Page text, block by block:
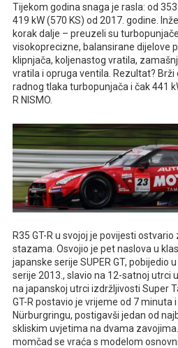
Tijekom godina snaga je rasla: od
419 kW (570 KS) od 2017. godine.
korak dalje – preuzeli su
visokoprecizne, balansirane dijelove
klipnjača, koljenastog vratila,
vratila i opruga ventila. Rezultat?
radnog tlaka turbopunjača i čak 441
R NISMO.
R35 GT-R u svojoj je povijesti
stazama. Osvojio je pet naslova u
japanske serije SUPER GT, pobijedio
serije 2013., slavio na 12-satnoj utrci
na japanskoj utrci izdržljivosti Super
GT-R postavio je vrijeme od 7 minuta
Nürburgringu, postigavši jedan od
skliskim uvjetima na dvama
momčad se vraća s modelom